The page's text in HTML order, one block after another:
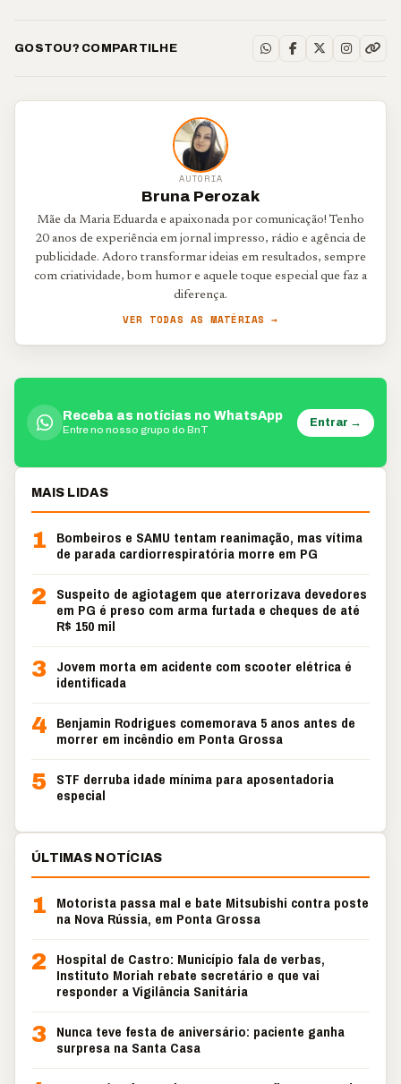
GOSTOU? COMPARTILHE
AUTORIA
Bruna Perozak
Mãe da Maria Eduarda e apaixonada por comunicação! Tenho
20 anos de experiência em jornal impresso, rádio e agência de
publicidade. Adoro transformar ideias em resultados, sempre
com criatividade, bom humor e aquele toque especial que faz a
diferença.
VER TODAS AS MATÉRIAS →
Receba as notícias no WhatsApp
Entre no nosso grupo do BnT
Entrar →
MAIS LIDAS
1
Bombeiros e SAMU tentam reanimação, mas vítima
de parada cardiorrespiratória morre em PG
2
Suspeito de agiotagem que aterrorizava devedores
em PG é preso com arma furtada e cheques de até
R$ 150 mil
3 Jovem morta em acidente com scooter elétrica é
identificada
4 Benjamin Rodrigues comemorava 5 anos antes de
morrer em incêndio em Ponta Grossa
5 STF derruba idade mínima para aposentadoria
especial
ÚLTIMAS NOTÍCIAS
1
Motorista passa mal e bate Mitsubishi contra poste
na Nova Rússia, em Ponta Grossa
2
Hospital de Castro: Município fala de verbas,
Instituto Moriah rebate secretário e que vai
responder a Vigilância Sanitária
3 Nunca teve festa de aniversário: paciente ganha
surpresa na Santa Casa